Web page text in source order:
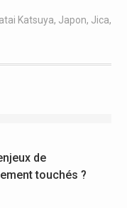
Katsuya, Japon, Jica,
de
touchés ?